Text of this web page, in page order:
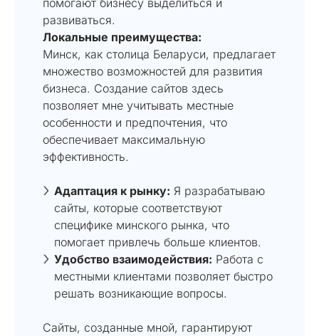
развиваться.
Локальные преимущества:
Минск, как столица Беларуси, предлагает
множество возможностей для развития
бизнеса. Создание сайтов здесь
позволяет мне учитывать местные
особенности и предпочтения, что
обеспечивает максимальную
эффективность.
Адаптация к рынку: Я разрабатываю
сайты, которые соответствуют
специфике минского рынка, что
помогает привлечь больше клиентов.
Удобство взаимодействия: Работа с
местными клиентами позволяет быстро
решать возникающие вопросы.
Сайты, созданные мной, гарантируют